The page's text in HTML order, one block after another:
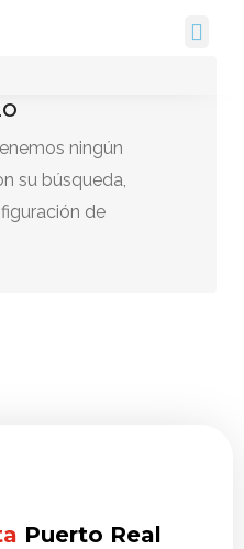
ningún
su búsqueda,
de
Puerto Real